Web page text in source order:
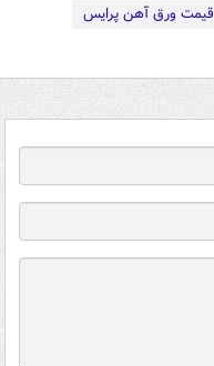
قیمت ورق آهن پرایس